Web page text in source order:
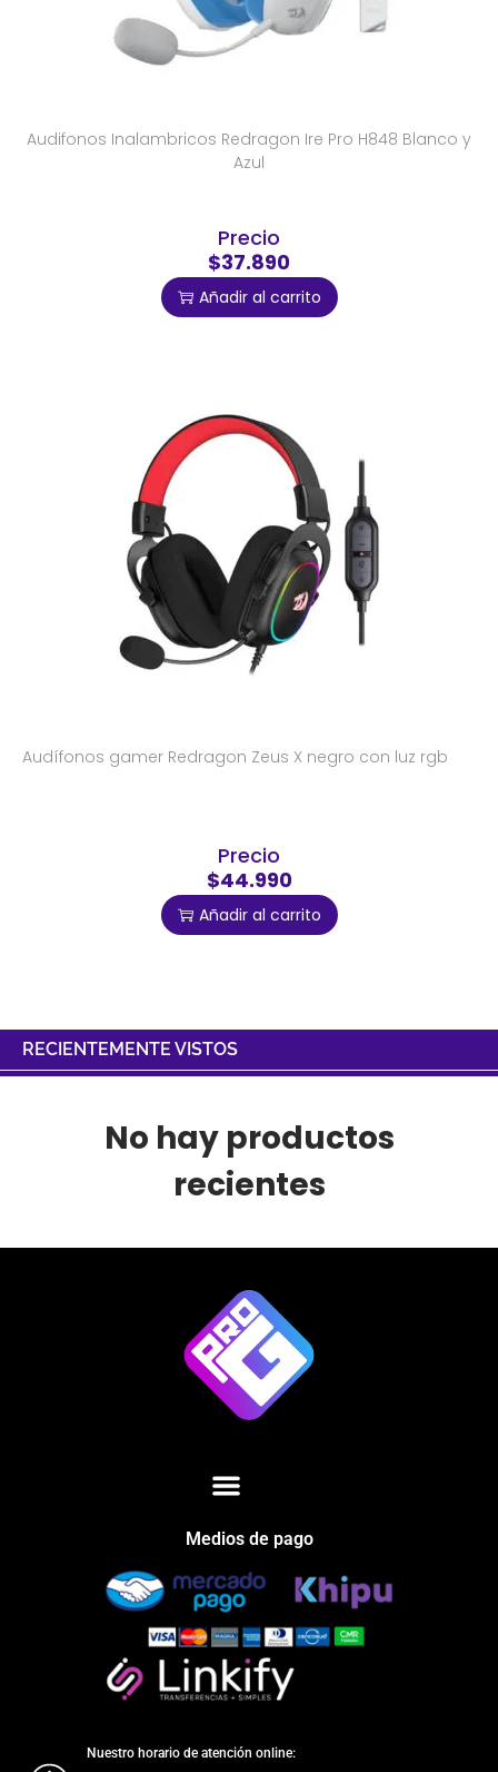
Audifonos Inalambricos Redragon Ire Pro H848 Blanco y
Azul
Precio
$37.890
Añadir al carrito
Audífonos gamer Redragon Zeus X negro con luz rgb
Precio
$44.990
Añadir al carrito
RECIENTEMENTE VISTOS
No hay productos
recientes
Medios de pago
Nuestro horario de atención online: